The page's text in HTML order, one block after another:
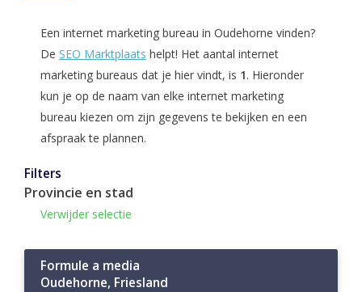
Een internet marketing bureau in Oudehorne vinden?
De SEO Marktplaats helpt! Het aantal internet
marketing bureaus dat je hier vindt, is 1. Hieronder
kun je op de naam van elke internet marketing
bureau kiezen om zijn gegevens te bekijken en een
afspraak te plannen.
Filters
Provincie en stad
Verwijder selectie
Formule a media
Oudehorne, Friesland